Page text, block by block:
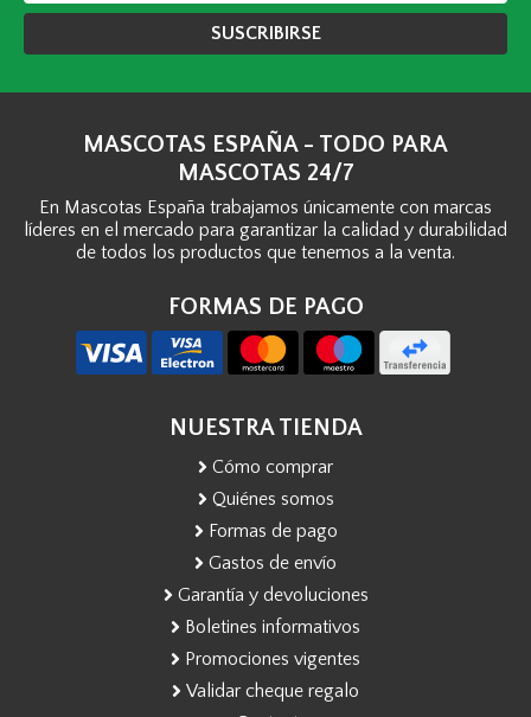
SUSCRIBIRSE
MASCOTAS ESPAÑA - TODO PARA
MASCOTAS 24/7
En Mascotas España trabajamos únicamente con marcas
líderes en el mercado para garantizar la calidad y durabilidad
de todos los productos que tenemos a la venta.
FORMAS DE PAGO
NUESTRA TIENDA
Cómo comprar
Quiénes somos
Formas de pago
Gastos de envío
Garantía y devoluciones
Boletines informativos
Promociones vigentes
Validar cheque regalo